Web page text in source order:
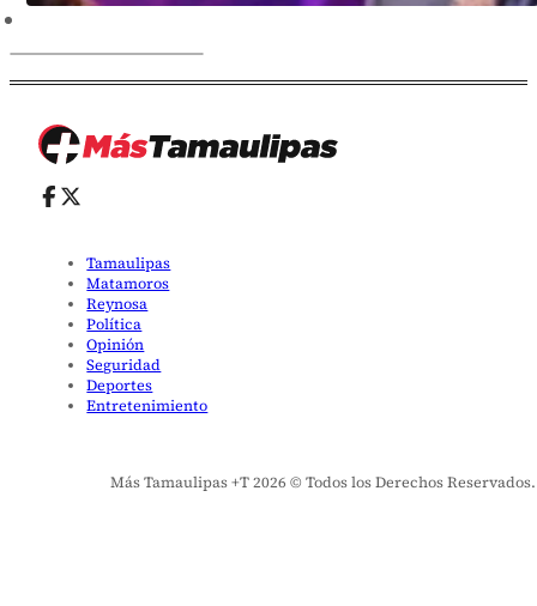
Tamaulipas
Matamoros
Reynosa
Política
Opinión
Seguridad
Deportes
Entretenimiento
Más Tamaulipas +T 2026 © Todos los Derechos